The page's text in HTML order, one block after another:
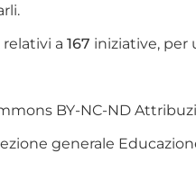
a 167 iniziative, per
BY-NC-ND
generale